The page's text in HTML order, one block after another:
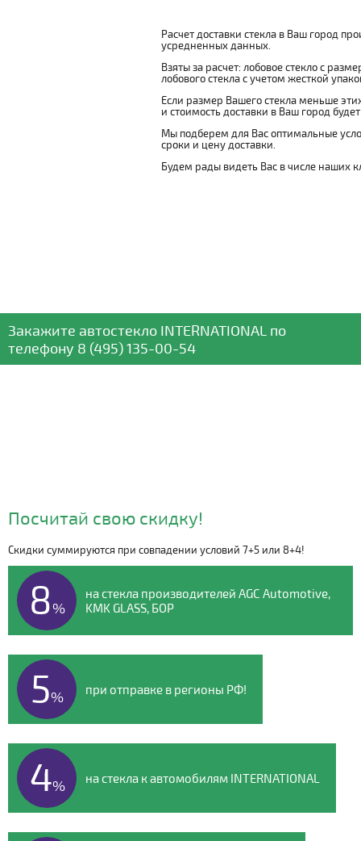
Расчет доставки стекла в Ваш город
усредненных данных.
Взяты за расчет: лобовое стекло с
лобового стекла с учетом жесткой
Если размер Вашего стекла меньше
и стоимость доставки в Ваш город
Мы подберем для Вас оптимальные
сроки и цену доставки.
Будем рады видеть Вас в числе наших
Закажите автостекло INTERNATIONAL по
телефону 8 (495) 135-00-54
Видео о компании
Посчитай свою скидку!
Скидки суммируются при совпадении условий 7+5 или 8+4!
8%
на стекла производителей AGC Automotive,
KMK GLASS, БОР
5% при отправке в регионы РФ!
4% на стекла к автомобилям INTERNATIONAL